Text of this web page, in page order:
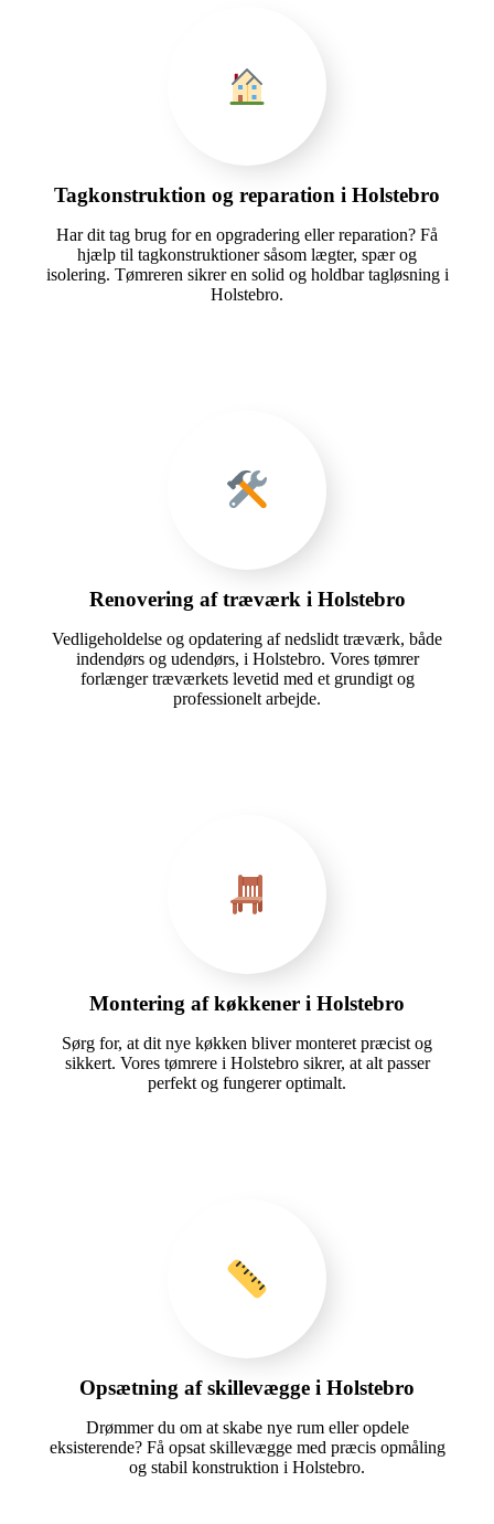
Tagkonstruktion og reparation i Holstebro
Har dit tag brug for en opgradering eller reparation? Få
hjælp til tagkonstruktioner såsom lægter, spær og
isolering. Tømreren sikrer en solid og holdbar tagløsning i
Holstebro.
Renovering af træværk i Holstebro
Vedligeholdelse og opdatering af nedslidt træværk, både
indendørs og udendørs, i Holstebro. Vores tømrer
forlænger træværkets levetid med et grundigt og
professionelt arbejde.
Montering af køkkener i Holstebro
Sørg for, at dit nye køkken bliver monteret præcist og
sikkert. Vores tømrere i Holstebro sikrer, at alt passer
perfekt og fungerer optimalt.
Opsætning af skillevægge i Holstebro
Drømmer du om at skabe nye rum eller opdele
eksisterende? Få opsat skillevægge med præcis opmåling
og stabil konstruktion i Holstebro.